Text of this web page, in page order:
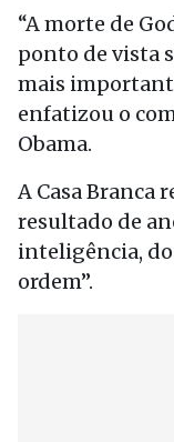
“A morte de
ponto de vista
mais
enfatizou o
Obama.
A Casa Branca
resultado de
inteligência, do
ordem”.